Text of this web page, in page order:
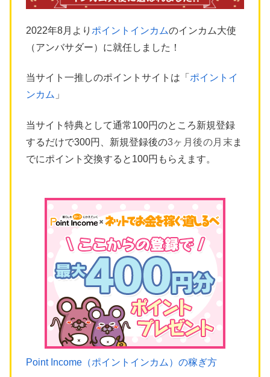
2022年8月より ポイントインカムのインカム大使
（アンバサダー）に就任しました！
当サイト一推しのポイントサイトは「 ポイントイ
ンカム 」
当サイト特典として通常100円のところ新規登録
するだけで300円、新規登録後の3ヶ月後の月末 ま
でにポイント交換すると100円もらえます。
Point Income（ポイントインカム）の稼ぎ方